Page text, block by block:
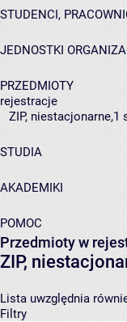
STUDENCI,
JEDNOSTKI
PRZEDMIOTY
rejestracje
ZIP, niestacjonarne,1
STUDIA
AKADEMIKI
POMOC
Przedmioty w
ZIP,
Lista uwzględnia
Filtry